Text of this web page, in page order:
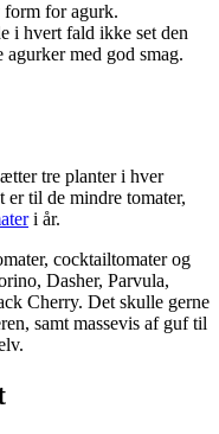
form for agurk.
i hvert fald ikke set den
med god smag.
tre planter i hver
er til de mindre tomater,
i år.
cocktailtomater og
Dasher, Parvula,
Cherry. Det skulle gerne
samt massevis af guf til